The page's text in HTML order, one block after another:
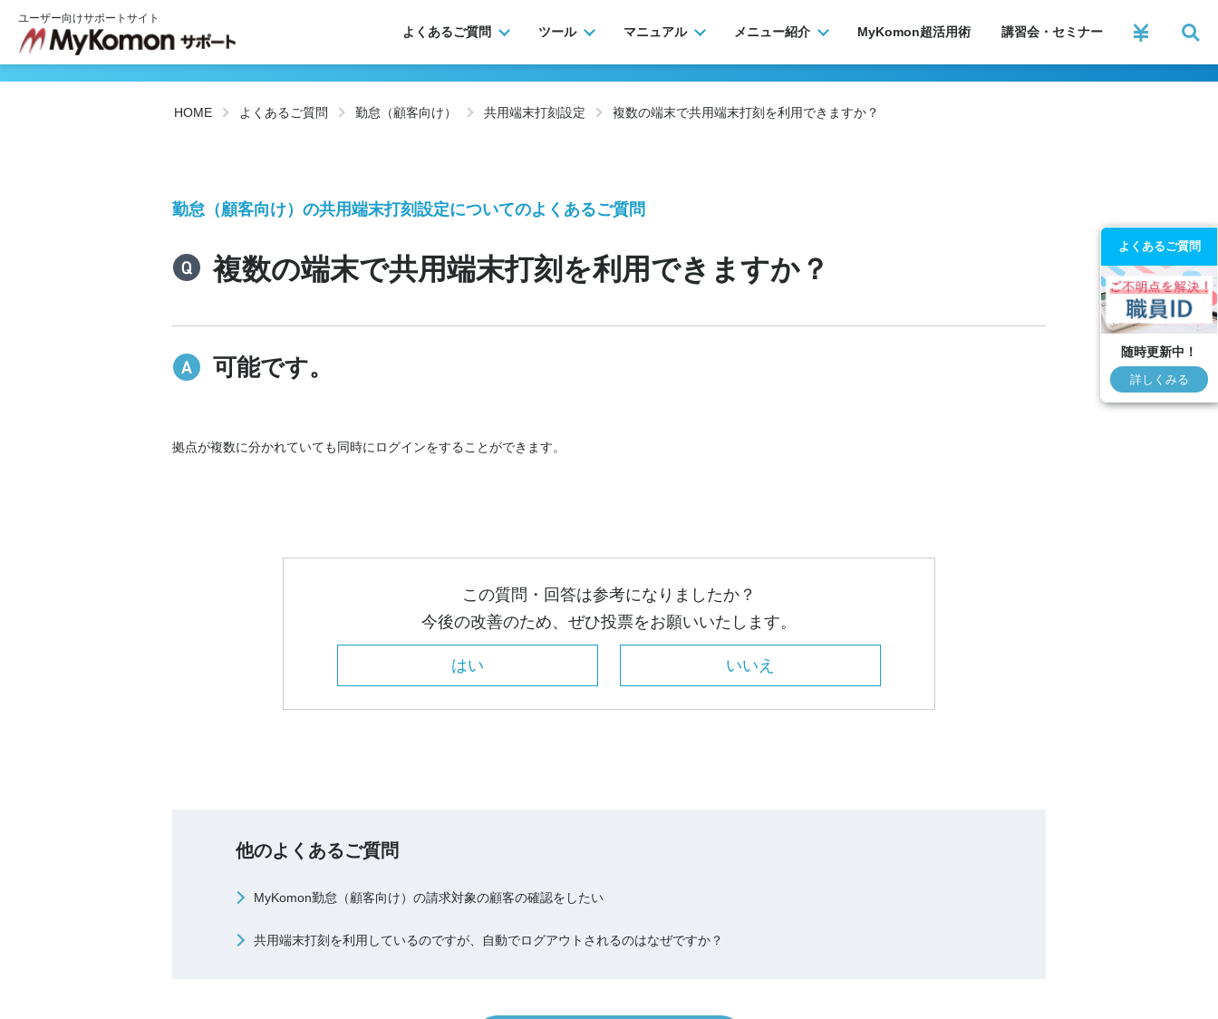
ユーザー向けサポートサイト
よくあるご質問 ツール マニュアル メニュー紹介 MyKomon超活用術 講習会・セミナー
HOME よくあるご質問 勤怠（顧客向け） 共用端末打刻設定 複数の端末で共用端末打刻を利用できますか？
勤怠（顧客向け）の共用端末打刻設定についてのよくあるご質問
複数の端末で共用端末打刻を利用できますか？
可能です。
拠点が複数に分かれていても同時にログインをすることができます。
この質問・回答は参考になりましたか？
今後の改善のため、ぜひ投票をお願いいたします。
はい いいえ
他のよくあるご質問
MyKomon勤怠（顧客向け）の請求対象の顧客の確認をしたい
共用端末打刻を利用しているのですが、自動でログアウトされるのはなぜですか？
よくあるご質問
随時更新中！
詳しくみる